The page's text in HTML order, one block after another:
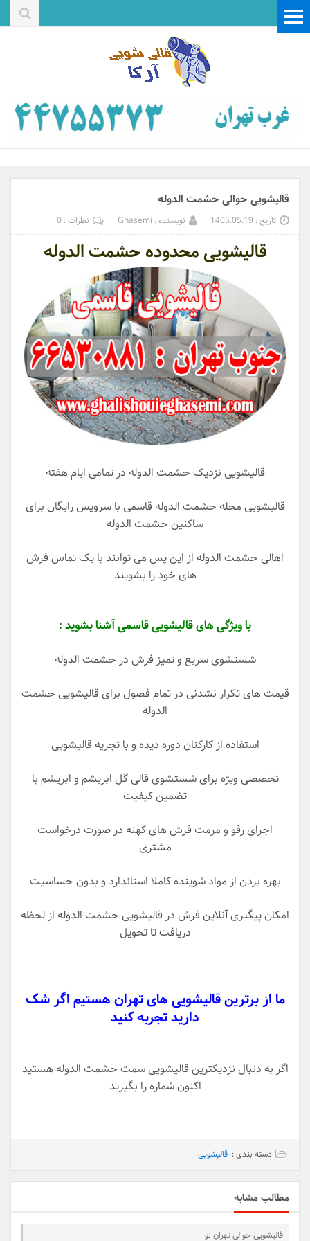
قالیشویی حوالی حشمت الدوله
تاریخ : 1405.05.19 نویسنده : Ghasemi نظرات : 0
قالیشویی محدوده حشمت الدوله
قالیشویی نزدیک حشمت الدوله در تمامی ایام هفته
قالیشویی محله حشمت الدوله قاسمی با سرویس رایگان برای
ساکنین حشمت الدوله
اهالی حشمت الدوله از این پس می توانند با یک تماس فرش
های خود را بشویند
با ویژگی های قالیشویی قاسمی آشنا بشوید :
شستشوی سریع و تمیز فرش در حشمت الدوله
قیمت های تکرار نشدنی در تمام فصول برای قالیشویی حشمت
الدوله
استفاده از کارکنان دوره دیده و با تجریه قالیشویی
تخصصی ویژه برای شستشوی قالی گل ابریشم و ابریشم با
تضمین کیفیت
اجرای رفو و مرمت فرش های کهنه در صورت درخواست
مشتری
بهره بردن از مواد شوینده کاملا استاندارد و بدون حساسیت
امکان پیگیری آنلاین فرش در قالیشویی حشمت الدوله از لحظه
دریافت تا تحویل
ما از برترین قالیشویی های تهران هستیم اگر شک
دارید تجربه کنید
اگر به دنبال نزدیکترین قالیشویی سمت حشمت الدوله هستید
اکنون شماره را بگیرید
دسته بندی : قالیشویی
مطالب مشابه
قالیشویی حوالی تهران نو